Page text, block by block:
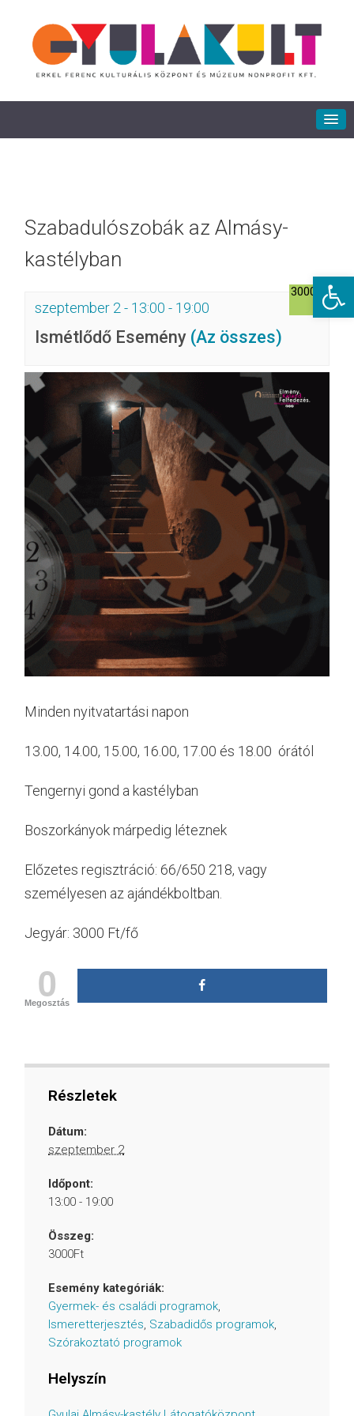
Szabadulószobák az Almásy-
kastélyban
szeptember 2 - 13:00 - 19:00
Ismétlődő Esemény (Az összes)
3000Ft
Minden nyitvatartási napon
13.00, 14.00, 15.00, 16.00, 17.00 és 18.00 órától
Tengernyi gond a kastélyban
Boszorkányok márpedig léteznek
Előzetes regisztráció: 66/650 218, vagy
személyesen az ajándékboltban.
Jegyár: 3000 Ft/fő
0
Megosztás
Részletek
Dátum:
szeptember 2
Időpont:
13:00 - 19:00
Összeg:
3000Ft
Esemény kategóriák:
Gyermek- és családi programok,
Ismeretterjesztés, Szabadidős programok,
Szórakoztató programok
Helyszín